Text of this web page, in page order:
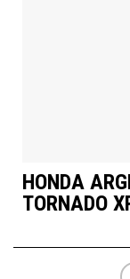
HONDA
TORNADO